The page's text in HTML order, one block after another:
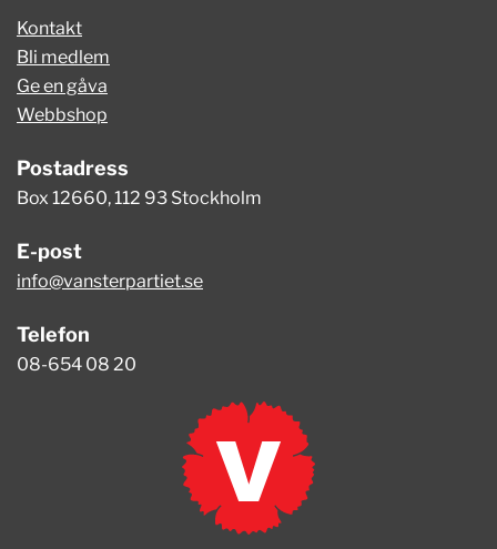
Kontakt
Bli medlem
Ge en gåva
Webbshop
Postadress
Box 12660, 112 93 Stockholm
E-post
info@vansterpartiet.se
Telefon
08-654 08 20